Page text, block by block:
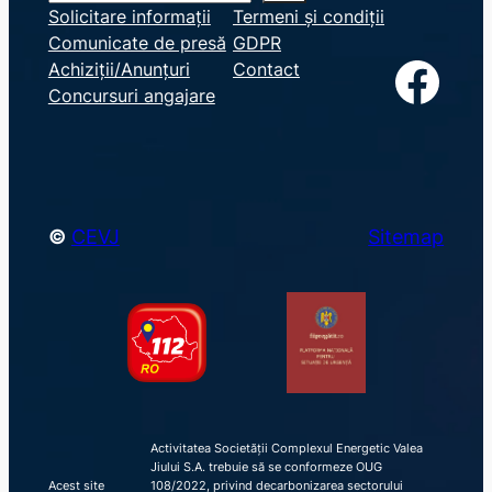
e
a
r
c
Solicitare informații
Comunicate de presă
Achiziții/Anunțuri
Concursuri angajare
Termeni și condiții
GDPR
Contact
Facebook
© CEVJ Sitemap
Acest site
Activitatea Societății Complexul Energetic Valea
Jiului S.A. trebuie să se conformeze OUG
108/2022, privind decarbonizarea sectorului